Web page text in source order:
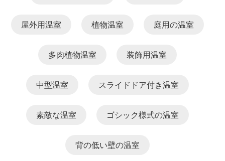
屋外用温室 植物温室 庭用の温室
多肉植物温室 装飾用温室
中型温室 スライドドア付き温室
素敵な温室 ゴシック様式の温室
背の低い壁の温室